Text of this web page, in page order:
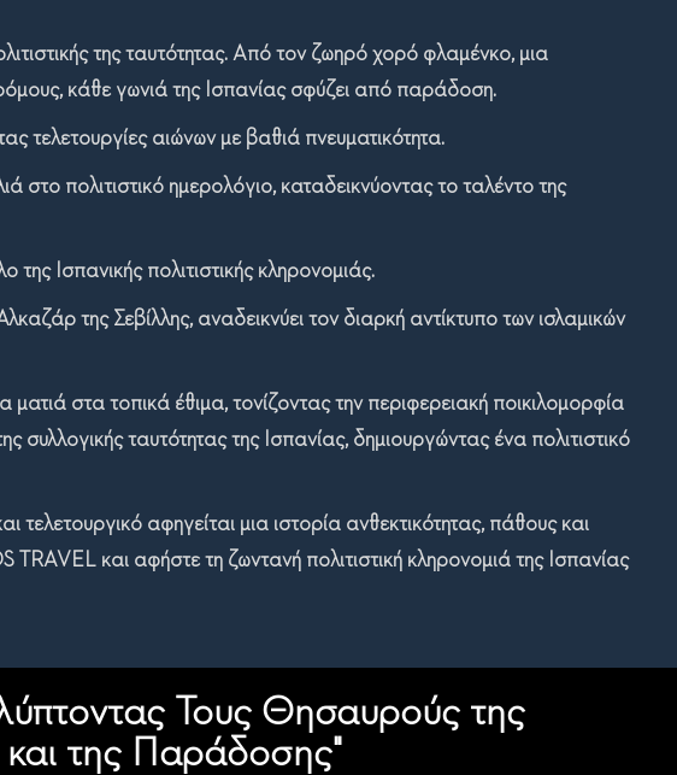
της ταυτότητας. Από τον ζωηρό χορό φλαμένκο, μια
κάθε γωνιά της Ισπανίας σφύζει από παράδοση.
τελετουργίες αιώνων με βαθιά πνευματικότητα.
στο πολιτιστικό ημερολόγιο, καταδεικνύοντας το ταλέντο της
Ισπανικής πολιτιστικής κληρονομιάς.
της Σεβίλλης, αναδεικνύει τον διαρκή αντίκτυπο των ισλαμικών
στα τοπικά έθιμα, τονίζοντας την περιφερειακή ποικιλομορφία
ταυτότητας της Ισπανίας, δημιουργώντας ένα πολιτιστικό
αφηγείται μια ιστορία ανθεκτικότητας, πάθους και
TRAVEL και αφήστε τη ζωντανή πολιτιστική κληρονομιά της Ισπανίας
Τους Θησαυρούς της
και της Παράδοσης"